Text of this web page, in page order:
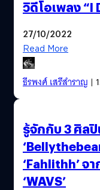
วิดีโอเพลง “I
27/10/2022
Read More
ธีรพงศ์ เสรีสำราญ |
รู้จักกับ 3 ศิล
‘Fahlithh’ จ
‘WAVS’